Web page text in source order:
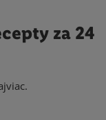
za 24